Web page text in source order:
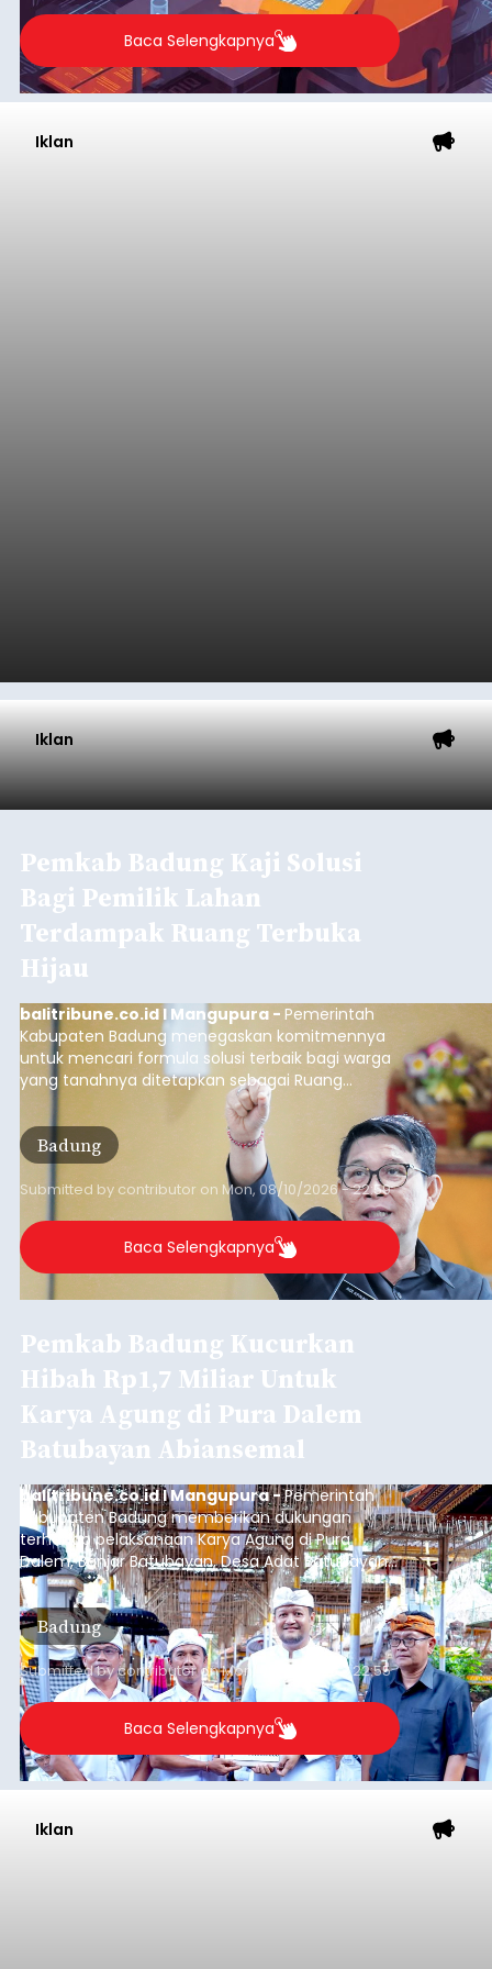
Baca Selengkapnya
Iklan
Iklan
Pemkab Badung Kaji Solusi
Bagi Pemilik Lahan
Terdampak Ruang Terbuka
Hijau
balitribune.co.id I Mangupura - Pemerintah
Kabupaten Badung menegaskan komitmennya
untuk mencari formula solusi terbaik bagi warga
yang tanahnya ditetapkan sebagai Ruang
Terbuka Hijau (RTH) maupun Lahan Pertanian
Pangan Berkelanjutan (LP2B).
Badung
Submitted by contributor on Mon, 08/10/2026 - 22:59
Baca Selengkapnya
Pemkab Badung Kucurkan
Hibah Rp1,7 Miliar Untuk
Karya Agung di Pura Dalem
Batubayan Abiansemal
balitribune.co.id I Mangupura -Pemerintah
Kabupaten Badung memberikan dukungan
terhadap pelaksanaan Karya Agung di Pura
Dalem, Banjar Batubayan, Desa Adat Batubayan,
Kecamatan Abiansemal. Dukungan tersebut
diwujudkan melalui bantuan hibah sebesar Rp1,7
miliar dari Anggaran Induk Tahun 2026.
Badung
Submitted bycontributoronMon, 08/10/2026 - 22:55
Baca Selengkapnya
Iklan